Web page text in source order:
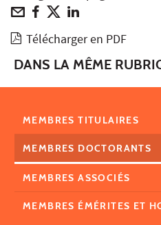
Télécharger en PDF
DANS LA MÊME
MEMBRES TITULAIRES
MEMBRES DOCTORANTS
MEMBRES ASSOCIÉS
MEMBRES ÉMÉRITES ET